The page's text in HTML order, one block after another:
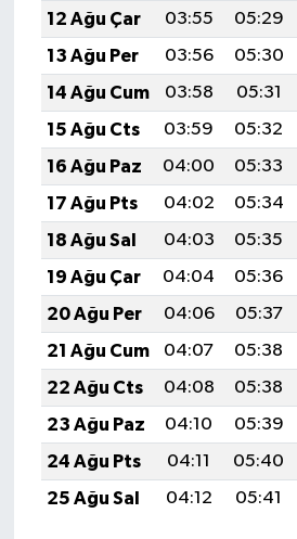
12 Ağu Çar
03:55 05:29
13 Ağu Per
03:56 05:30
14 Ağu Cum
03:58 05:31
15 Ağu Cts
03:59 05:32
16 Ağu Paz
04:00 05:33
17 Ağu Pts
04:02 05:34
18 Ağu Sal
04:03 05:35
19 Ağu Çar
04:04 05:36
20 Ağu Per
04:06 05:37
21 Ağu Cum
04:07 05:38
22 Ağu Cts
04:08 05:38
23 Ağu Paz
04:10 05:39
24 Ağu Pts
04:11 05:40
25 Ağu Sal
04:12 05:41